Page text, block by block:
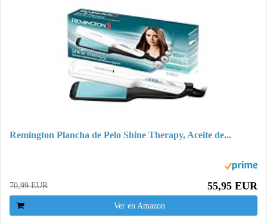
Remington Plancha de Pelo Shine Therapy, Aceite de...
70,99 EUR 55,95 EUR
Ver en Amazon